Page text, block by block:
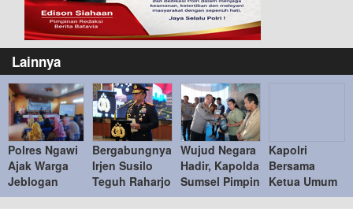
Lainnya
Polres Ngawi
Ajak Warga
Jeblogan
Lawan Hoaks,
Wujudkan
Bergabungnya
Irjen Susilo
Teguh Raharjo
ke UBISA
Perkuat Pusat
Wujud Negara
Hadir, Kapolda
Sumsel Pimpin
Penyerahan
Barang Bukti
Kapolri
Bersama
Ketua Umum
Bhayangkari
Tinjau Bazar